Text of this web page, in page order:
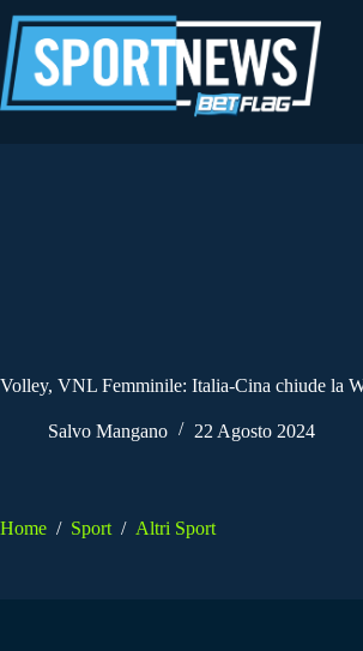
al
contenuto
Volley, VNL Femminile: Italia-Cina chiude la
Salvo Mangano 22 Agosto 2024
Home / Sport / Altri Sport